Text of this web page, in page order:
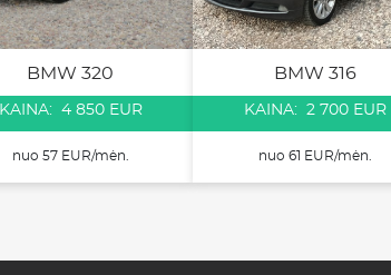
BMW 320
KAINA: 4 850 EUR
nuo 57 EUR/mėn.
BMW 316
KAINA: 2 700 EUR
nuo 61 EUR/mėn.